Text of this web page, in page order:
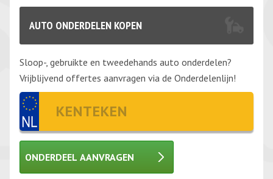
AUTO ONDERDELEN KOPEN
Sloop-, gebruikte en tweedehands auto onderdelen?
Vrijblijvend offertes aanvragen via de Onderdelenlijn!
ONDERDEEL AANVRAGEN